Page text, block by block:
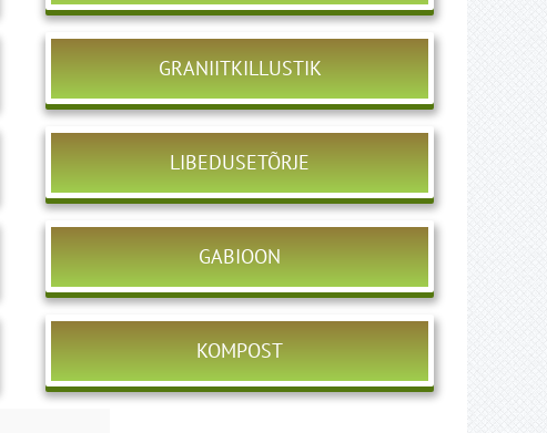
GRANIITKILLUSTIK
LIBEDUSETÕRJE
GABIOON
KOMPOST